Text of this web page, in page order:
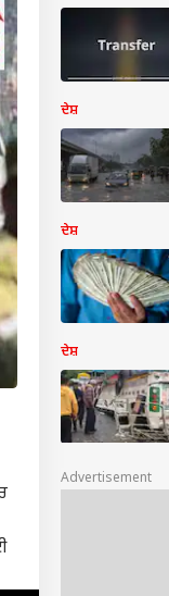
ਦੇਸ਼
ਦੇਸ਼
ਦੇਸ਼
Advertisement